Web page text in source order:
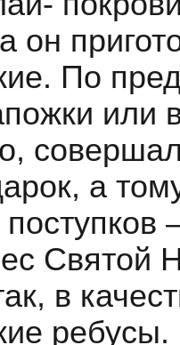
он
По
или
а
Святой
в
ребусы.